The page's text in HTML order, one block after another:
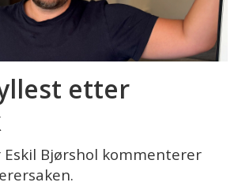
etter
Eskil Bjørshol kommenterer